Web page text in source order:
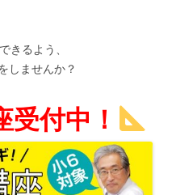
きるよう、
しませんか？
受付中！